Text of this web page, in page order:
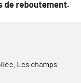
de reboutement.
Les champs